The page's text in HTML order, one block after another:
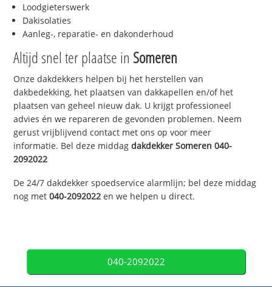
Loodgieterswerk
Dakisolaties
Aanleg-, reparatie- en dakonderhoud
Altijd snel ter plaatse in Someren
Onze dakdekkers helpen bij het herstellen van
dakbedekking, het plaatsen van dakkapellen en/of het
plaatsen van geheel nieuw dak. U krijgt professioneel
advies én we repareren de gevonden problemen. Neem
gerust vrijblijvend contact met ons op voor meer
informatie. Bel deze middagdakdekkerSomeren 040-
2092022
De 24/7 dakdekker spoedservice alarmlijn; bel deze middag
nog met040-2092022 en we helpen u direct.
040-2092022